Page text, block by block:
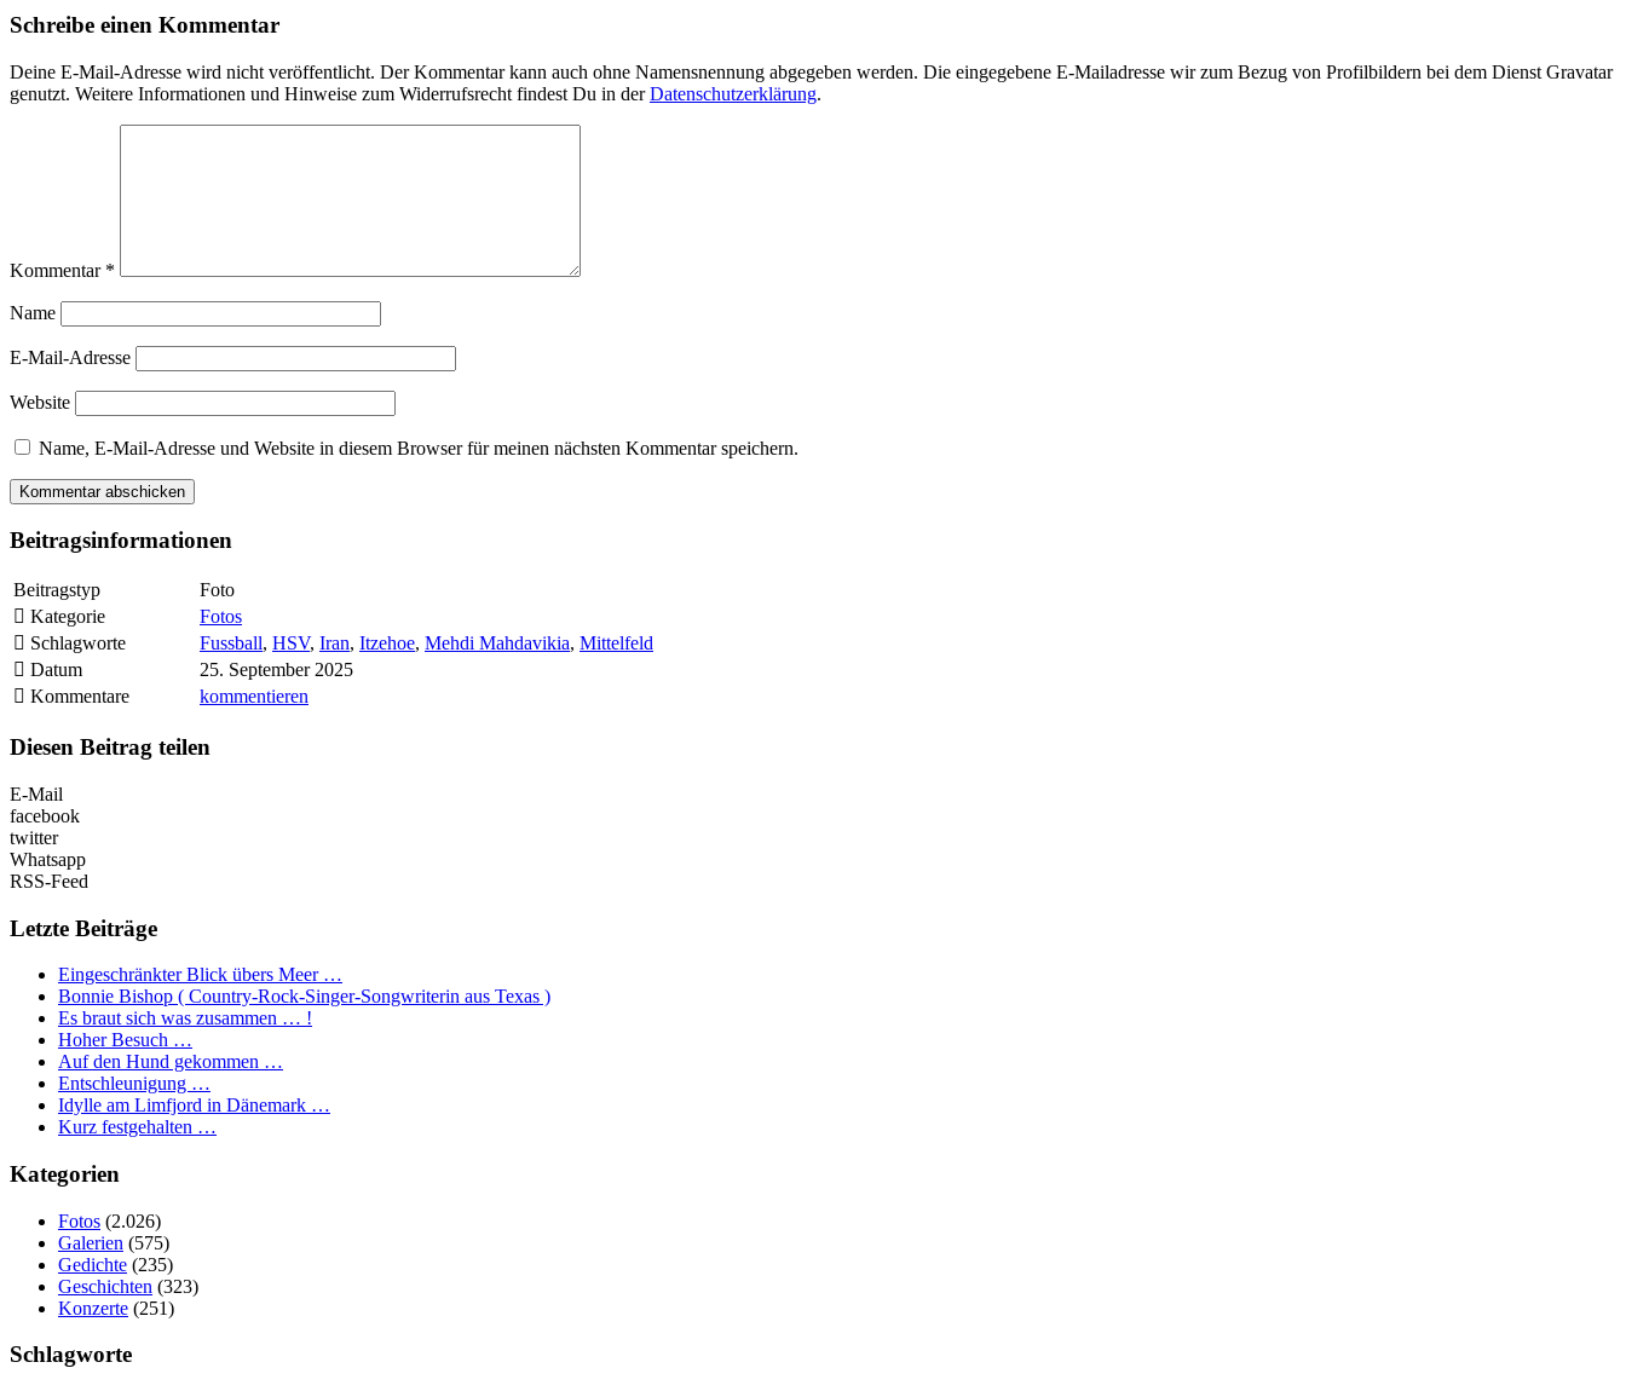
Schreibe einen Kommentar
Deine E-Mail-Adresse wird nicht veröffentlicht. Der Kommentar kann auch ohne Namensnennung abgegeben werden. Die eingegebene E-Mailadresse wir zum Bezug von Profilbildern bei dem Dienst Gravatar
genutzt. Weitere Informationen und Hinweise zum Widerrufsrecht findest Du in derDatenschutzerklärung.
Kommentar *
Name
E-Mail-Adresse
Website
Name, E-Mail-Adresse und Website in diesem Browser für meinen nächsten Kommentar speichern.
Beitragsinformationen
Beitragstyp
Foto
Kategorie
Fotos
Schlagworte
Fussball, HSV, Iran, Itzehoe, Mehdi Mahdavikia, Mittelfeld
Datum
25. September 2025
Kommentare
kommentieren
Diesen Beitrag teilen
E-Mail
facebook
twitter
Whatsapp
RSS-Feed
Letzte Beiträge
Eingeschränkter Blick übers Meer …
Bonnie Bishop ( Country-Rock-Singer-Songwriterin aus Texas )
Es braut sich was zusammen … !
Hoher Besuch …
Auf den Hund gekommen …
Entschleunigung …
Idylle am Limfjord in Dänemark …
Kurz festgehalten …
Kategorien
Fotos (2.026)
Galerien (575)
Gedichte (235)
Geschichten (323)
Konzerte (251)
Schlagworte